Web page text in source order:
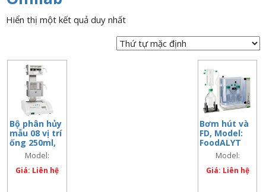
a
v
Hiển thị một kết quả duy nhất
Bộ phân hủy
mẫu 08 vị trí
ống 250ml,
Model:
FoodALYT
SBS 800
Model:
FoodALYT SBS
Giá: Liên hệ
Bơm hút và
FD, Model:
FoodALYT
PUMPModel:
FoodALYT PUMP
Giá: Liên hệ